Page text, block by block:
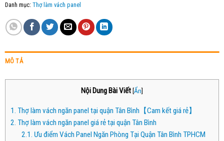
Danh mục: Thợ làm vách panel
MÔ TẢ
Nội Dung Bài Viết [Ẩn]
1. Thợ làm vách ngăn panel tại quận Tân Bình【Cam kết giá rẻ】
2. Thợ làm vách ngăn panel giá rẻ tại quận Tân Bình
2.1. Ưu điểm Vách Panel Ngăn Phòng Tại Quận Tân Bình TPHCM